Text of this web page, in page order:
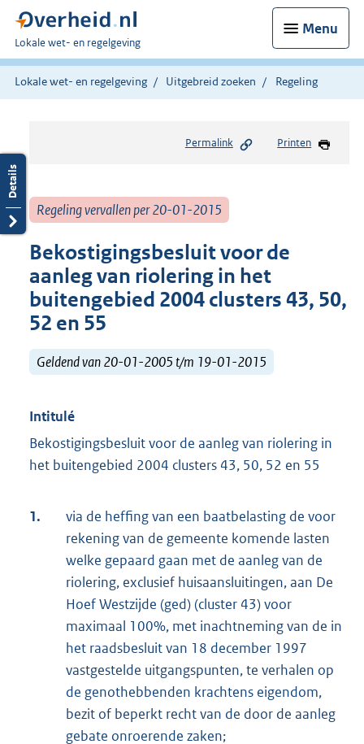
Menu
U
bent
hier:
Lokale wet- en regelgeving
Lokale wet- en regelgeving Uitgebreid zoeken Regeling
Permalink Printen
Regeling vervallen per 20-01-2015
Bekostigingsbesluit voor de
aanleg van riolering in het
buitengebied 2004 clusters 43, 50,
52 en 55
Geldend van 20-01-2005 t/m 19-01-2015
Intitulé
Bekostigingsbesluit voor de aanleg van riolering in
het buitengebied 2004 clusters 43, 50, 52 en 55
1.
via de heffing van een baatbelasting de voor
rekening van de gemeente komende lasten
welke gepaard gaan met de aanleg van de
riolering, exclusief huisaansluitingen, aan De
Hoef Westzijde (ged) (cluster 43) voor
maximaal 100%, met inachtneming van de in
het raadsbesluit van 18 december 1997
vastgestelde uitgangspunten, te verhalen op
de genothebbenden krachtens eigendom,
bezit of beperkt recht van de door de aanleg
gebate onroerende zaken;